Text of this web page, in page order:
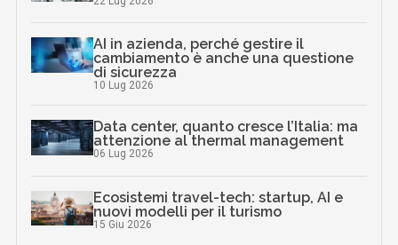
AI in azienda, perché gestire il
cambiamento è anche una questione
di sicurezza
10 Lug 2026
Data center, quanto cresce l’Italia: ma
attenzione al thermal management
06 Lug 2026
Ecosistemi travel-tech: startup, AI e
nuovi modelli per il turismo
15 Giu 2026